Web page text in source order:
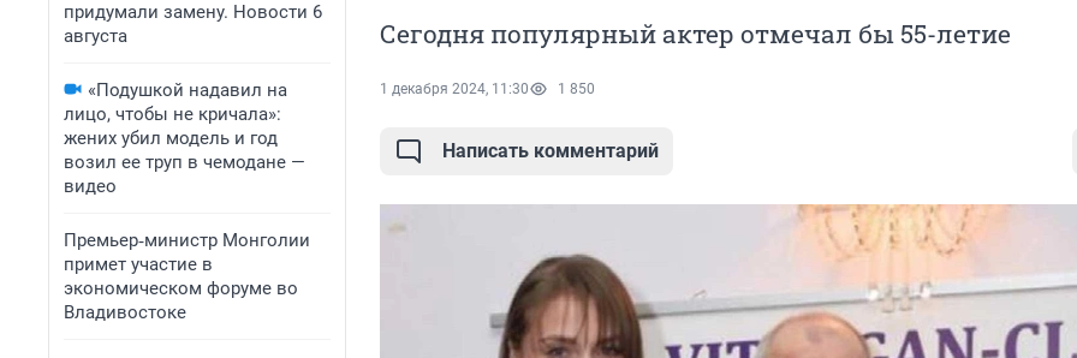
придумали замену. Новости 6
августа
«Подушкой надавил на
лицо, чтобы не кричала»:
жених убил модель и год
возил ее труп в чемодане —
видео
Премьер‑министр Монголии
примет участие в
экономическом форуме во
Владивостоке
Сегодня популярный актер отмечал бы 55-летие
1 декабря 2024, 11:30 1 850
Написать комментарий